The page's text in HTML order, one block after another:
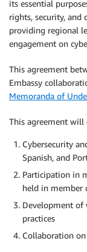
its essential
rights, security, and
providing regional
engagement on
This agreement
Embassy
Memoranda of
This agreement will
Cybersecurity
Spanish, and
Participation in
held in member
Development of
practices
Collaboration